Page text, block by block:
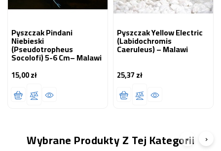
Pyszczak Pindani
Niebieski
(Pseudotropheus
Socolofi) 5-6 Cm– Malawi
15,00 złCena
Pyszczak Yellow Electric
(Labidochromis
Caeruleus) – Malawi
25,37 złCena
Wybrane Produkty Z Tej Kategorii
‹ ›